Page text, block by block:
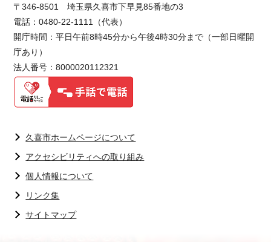
〒346-8501 埼玉県久喜市下早見85番地の3
電話：0480-22-1111（代表）
開庁時間：平日午前8時45分から午後4時30分まで（一部日曜開
庁あり）
法人番号：8000020112321
久喜市ホームページについて
アクセシビリティへの取り組み
個人情報について
リンク集
サイトマップ